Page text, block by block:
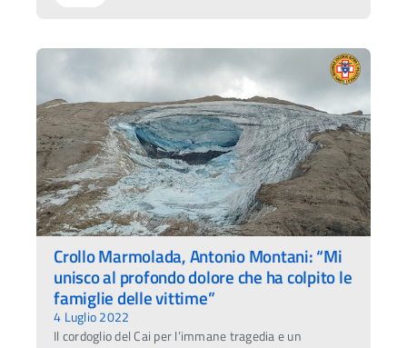
Crollo Marmolada, Antonio Montani: “Mi
unisco al profondo dolore che ha colpito le
famiglie delle vittime”
4 Luglio 2022
Il cordoglio del Cai per l’immane tragedia e un